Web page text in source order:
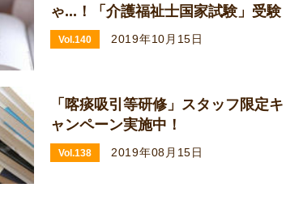
ゃ...！「介護福祉士国家試験」受験
Vol.140 2019年10月15日
「喀痰吸引等研修」スタッフ限定キ
ャンペーン実施中！
Vol.138 2019年08月15日